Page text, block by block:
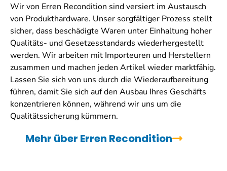
Wir von Erren Recondition sind versiert im Austausch
von Produkthardware. Unser sorgfältiger Prozess stellt
sicher, dass beschädigte Waren unter Einhaltung hoher
Qualitäts- und Gesetzesstandards wiederhergestellt
werden. Wir arbeiten mit Importeuren und Herstellern
zusammen und machen jeden Artikel wieder marktfähig.
Lassen Sie sich von uns durch die Wiederaufbereitung
führen, damit Sie sich auf den Ausbau Ihres Geschäfts
konzentrieren können, während wir uns um die
Qualitätssicherung kümmern.
Mehr über Erren Recondition